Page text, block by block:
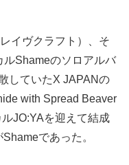
イヴクラフト）、そ
ルShameのソロアルバ
していたX JAPANの
with Spread Beaver
JO:YAを迎えて結成
であった。